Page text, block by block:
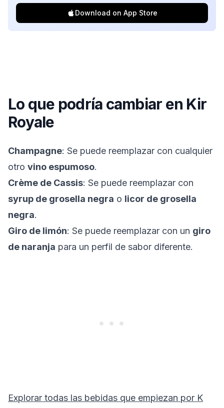
Download on App Store
Lo que podría cambiar en Kir
Royale
Champagne: Se puede reemplazar con cualquier
otro vino espumoso.
Crème de Cassis: Se puede reemplazar con
syrup de grosella negra o licor de grosella
negra.
Giro de limón: Se puede reemplazar con un giro
de naranja para un perfil de sabor diferente.
Explorar todas las bebidas que empiezan por K